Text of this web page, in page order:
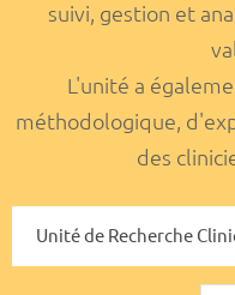
suivi, gestion et
L'unité a
méthodologique,
des